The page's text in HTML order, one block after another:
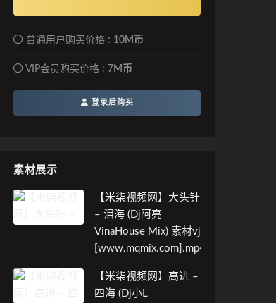
普通用户购买价格 : 10M币
VIP会员购买价格 : 7M币
登录后购买
素材展示
【米柒视频网】大头针
– 泪海 (Dj阿亮
VinaHouse Mix) 素材vj
[www.mqmix.com].mp4
【米柒视频网】高进 –
四海 (Dj小L